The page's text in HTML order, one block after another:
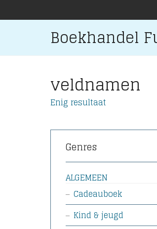
Boekhandel
veldnamen
Enig resultaat
Genres
ALGEMEEN
Cadeauboek
Kind & jeugd